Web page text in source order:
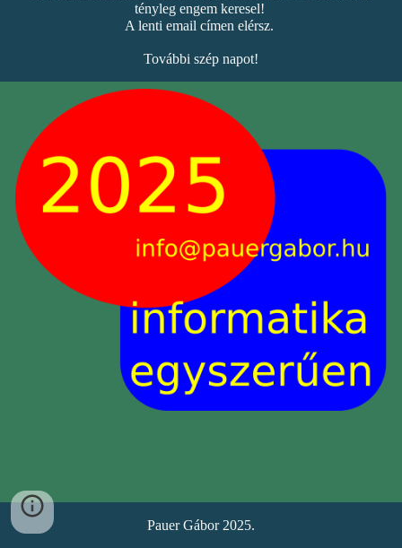
tényleg engem keresel!
A lenti email címen elérsz.
További szép napot!
Pauer Gábor 2025.